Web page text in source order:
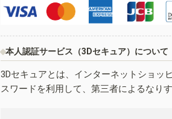
本人認証サービス（3Dセキュア）について
3Dセキュアとは、インターネットショッ
スワードを利用して、第三者によるなり